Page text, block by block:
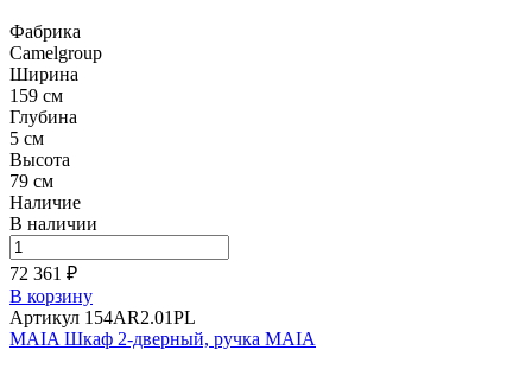
Фабрика
Camelgroup
Ширина
159 см
Глубина
5 см
Высота
79 см
Наличие
В наличии
72 361 ₽
В корзину
Артикул 154AR2.01PL
MAIA Шкаф 2-дверный, ручка MAIA